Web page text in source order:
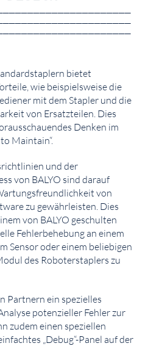
bietet
wie beispielsweise die
mit dem Stapler und die
von Ersatzteilen. Dies
Denken im
Maintain“.
und der
von BALYO sind darauf
von
zu gewährleisten. Dies
von BALYO geschulten
Fehlerbehebung an einem
Sensor oder einem beliebigen
des Roboterstaplers zu
Partnern ein spezielles
potenzieller Fehler zur
zudem einen speziellen
„Debug“-Panel auf der